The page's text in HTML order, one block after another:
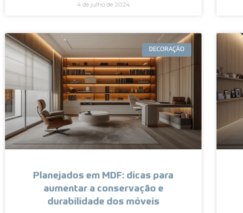
4 de julho de 2024
DECORAÇÃO
Planejados em MDF: dicas para
aumentar a conservação e
durabilidade dos móveis